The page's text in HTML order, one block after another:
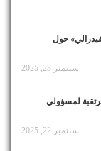
حول
سبتمبر 23, 2025
لمسؤولي
سبتمبر 22, 2025